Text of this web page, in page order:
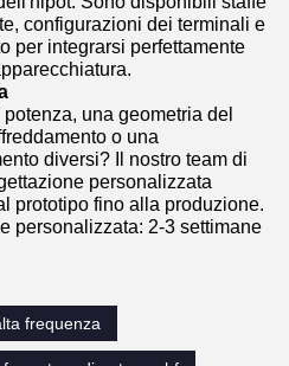
configurazioni dei terminali e
per integrarsi perfettamente
una geometria del
o una
diversi? Il nostro team di
personalizzata
prototipo fino alla produzione.
personalizzata: 2-3 settimane
frequenza